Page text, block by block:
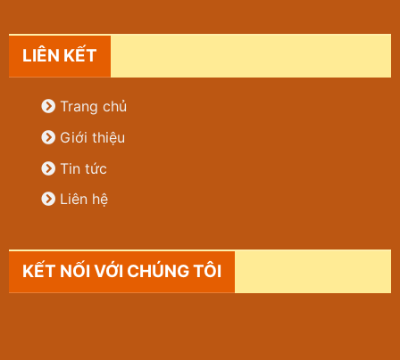
LIÊN KẾT
Trang chủ
Giới thiệu
Tin tức
Liên hệ
KẾT NỐI VỚI CHÚNG TÔI